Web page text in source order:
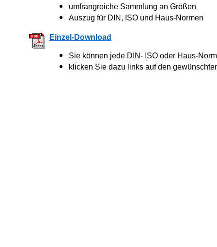
umfrangreiche Sammlung an Größen
Auszug für DIN, ISO und Haus-Normen
Einzel-Download
Sie können jede DIN- ISO oder Haus-
klicken Sie dazu links auf den